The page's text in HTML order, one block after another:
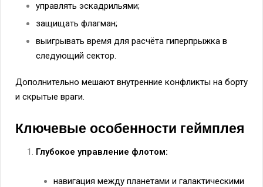
управлять эскадрильями;
защищать флагман;
выигрывать время для расчёта гиперпрыжка в
следующий сектор.
Дополнительно мешают внутренние конфликты на борту
и скрытые враги.
Ключевые особенности геймплея
Глубокое управление флотом:
навигация между планетами и галактическими